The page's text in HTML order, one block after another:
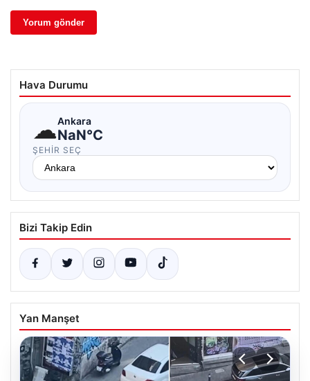
Hava Durumu
☁Ankara
NaN°C
ŞEHIR SEÇ
Bizi Takip Edin
Yan Manşet